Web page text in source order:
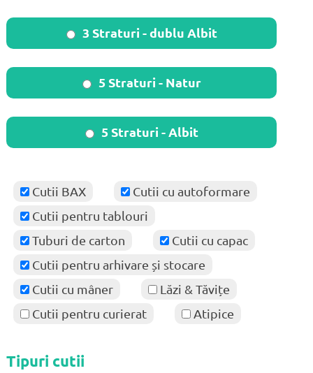
3 Straturi - dublu Albit
5 Straturi - Natur
5 Straturi - Albit
Cutii BAX
Cutii cu autoformare
Cutii pentru tablouri
Tuburi de carton
Cutii cu capac
Cutii pentru arhivare și stocare
Cutii cu mâner
Lăzi & Tăvițe
Cutii pentru curierat
Atipice
Tipuri cutii